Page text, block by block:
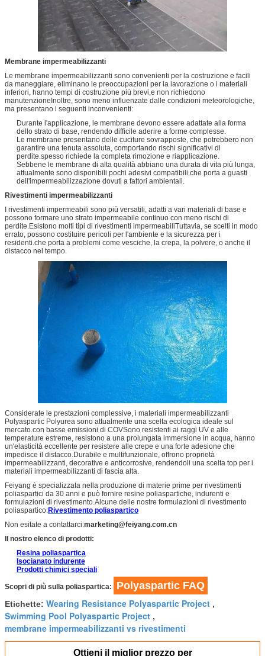
Membrane impermeabilizzanti
Le membrane impermeabilizzanti sono convenienti per la costruzione e facili
da maneggiare, eliminano le preoccupazioni per la lavorazione o i materiali
inferiori, hanno tempi di costruzione più brevi,e non richiedono
manutenzioneInoltre, sono meno influenzate dalle condizioni meteorologiche,
ma presentano i seguenti inconvenienti:
Durante l'applicazione, le membrane devono essere adattate alla forma
dello strato di base, rendendo difficile aderire a forme complesse.
Le membrane presentano delle cuciture sovrapposte, che potrebbero non
garantire una tenuta assoluta, comportando rischi significativi di
perdite.spesso richiede la completa rimozione e riapplicazione.
Sebbene le membrane di alta qualità abbiano una durata di vita più lunga,
attualmente sono disponibili pochi adesivi compatibili.che porta a guasti
dell'impermeabilizzazione dovuti a fattori ambientali.
Rivestimenti impermeabilizzanti
I rivestimenti impermeabili sono più versatili, adatti a vari materiali di base e
possono formare uno strato impermeabile continuo con meno rischi di
perdite.Esistono molti tipi di rivestimenti impermeabiliTuttavia, se scelti in modo
errato, possono costituire pericoli per l'ambiente e la sicurezza per i
residenti.che porta a problemi come vesciche, la crepa, la polvere, o anche il
distacco nel tempo.
Considerate le prestazioni complessive, i materiali impermeabilizzanti
Polyaspartic Polyurea sono attualmente una scelta ecologica ideale sul
mercato.con basse emissioni di COVSono resistenti ai raggi UV e alle
temperature estreme, resistono a una prolungata immersione in acqua, hanno
un'elasticità eccellente per resistere alle crepe e una forte adesione che
impedisce il distacco.Durabile e multifunzionale, offrono proprietà
impermeabilizzanti, decorative e anticorrosive, rendendoli una scelta top per i
materiali impermeabilizzanti di fascia alta.
Feiyang è specializzata nella produzione di materie prime per rivestimenti
poliaspartici da 30 anni e può fornire resine poliaspartiche, indurenti e
formulazioni di rivestimento.Alcune delle nostre formulazioni di rivestimento
poliaspartico:Rivestimento poliaspartico
Non esitate a contattarci:marketing@feiyang.com.cn
Il nostro elenco di prodotti:
Resina poliaspartica
Isocianato indurente
Prodotti chimici speciali
Scopri di più sulla poliaspartica: Polyaspartic FAQ
Etichette: Wearing Resistance Polyaspartic Project ,
Swimming Pool Polyaspartic Project ,
membrane impermeabilizzanti vs rivestimenti
Ottieni il miglior prezzo per